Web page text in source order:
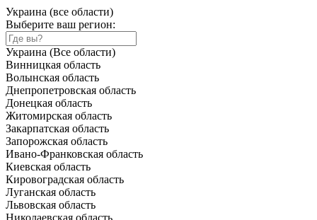
Украина (все области)
Выберите ваш регион:
Украина (Все области)
Винницкая область
Волынская область
Днепропетровская область
Донецкая область
Житомирская область
Закарпатская область
Запорожская область
Ивано-Франковская область
Киевская область
Кировоградская область
Луганская область
Львовская область
Николаевская область